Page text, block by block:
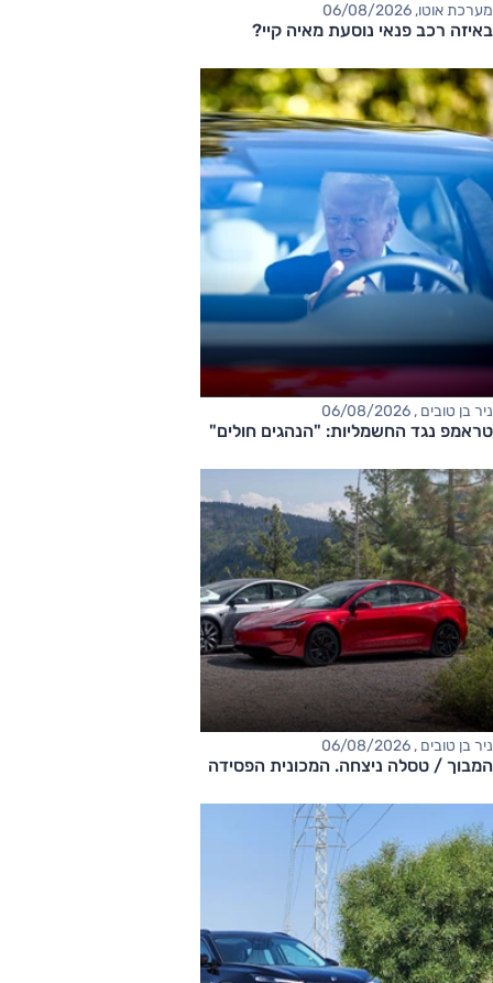
מערכת אוטו, 06/08/2026
באיזה רכב פנאי נוסעת מאיה קיי?
ניר בן טובים , 06/08/2026
טראמפ נגד החשמליות: "הנהגים חולים"
ניר בן טובים , 06/08/2026
המבוך / טסלה ניצחה. המכונית הפסידה